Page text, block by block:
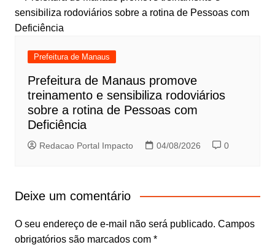
Prefeitura de Manaus
Prefeitura de Manaus promove
treinamento e sensibiliza rodoviários
sobre a rotina de Pessoas com
Deficiência
Redacao Portal Impacto 04/08/2026 0
Deixe um comentário
O seu endereço de e-mail não será publicado. Campos
obrigatórios são marcados com *